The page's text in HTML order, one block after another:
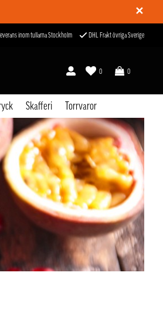
✕
inom tullarna Stockholm DHL Frakt övriga Sverige
0
0
Skafferi Torrvaror